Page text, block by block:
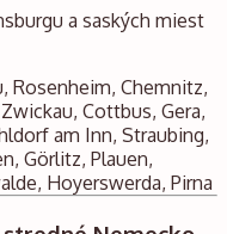
a saských miest
Rosenheim, Chemnitz,
Cottbus, Gera,
am Inn, Straubing,
Görlitz, Plauen,
Hoyerswerda, Pirna